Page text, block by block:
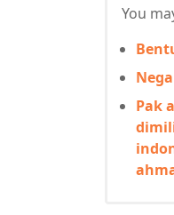
You
Pak